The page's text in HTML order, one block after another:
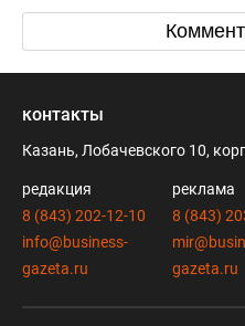
контакты
Казань, Лобачевского 10,
редакция
8 (843) 202-12-10
info@business-
gazeta.ru
реклама
8 (843)
gazeta.ru